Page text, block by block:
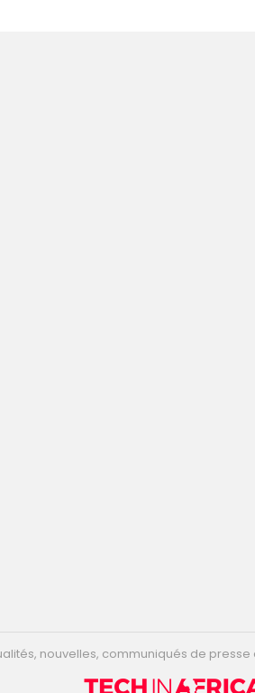
nouvelles, communiqués de